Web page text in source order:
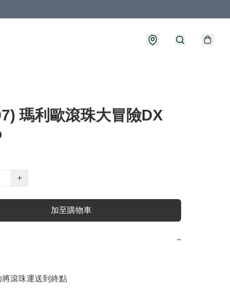
瑪利歐滾珠大冒險DX
+
加至購物車
−
滾珠運送到終點